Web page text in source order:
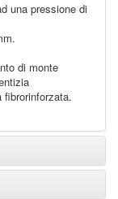
una pressione di
di monte